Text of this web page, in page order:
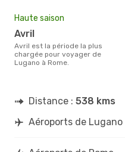
Haute saison
avril
avril est la période la plus
chargée pour voyager de
Lugano à Rome.
Distance : 538 kms
Aéroports de Lugano